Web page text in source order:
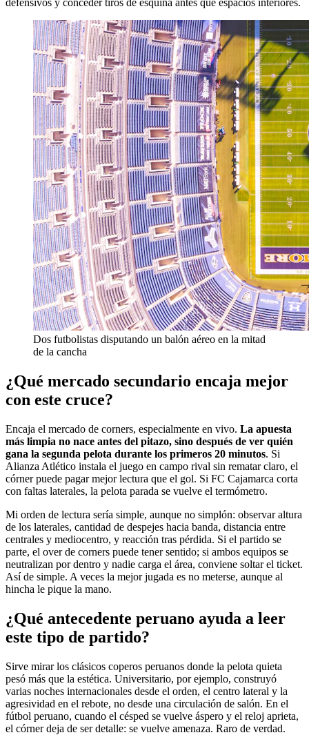
defensivos y conceder tiros de esquina antes que espacios interiores.
Dos futbolistas disputando un balón aéreo en la mitad
de la cancha
¿Qué mercado secundario encaja mejor
con este cruce?
Encaja el mercado de corners, especialmente en vivo. La apuesta
más limpia no nace antes del pitazo, sino después de ver quién
gana la segunda pelota durante los primeros 20 minutos. Si
Alianza Atlético instala el juego en campo rival sin rematar claro, el
córner puede pagar mejor lectura que el gol. Si FC Cajamarca corta
con faltas laterales, la pelota parada se vuelve el termómetro.
Mi orden de lectura sería simple, aunque no simplón: observar altura
de los laterales, cantidad de despejes hacia banda, distancia entre
centrales y mediocentro, y reacción tras pérdida. Si el partido se
parte, el over de corners puede tener sentido; si ambos equipos se
neutralizan por dentro y nadie carga el área, conviene soltar el ticket.
Así de simple. A veces la mejor jugada es no meterse, aunque al
hincha le pique la mano.
¿Qué antecedente peruano ayuda a leer
este tipo de partido?
Sirve mirar los clásicos coperos peruanos donde la pelota quieta
pesó más que la estética. Universitario, por ejemplo, construyó
varias noches internacionales desde el orden, el centro lateral y la
agresividad en el rebote, no desde una circulación de salón. En el
fútbol peruano, cuando el césped se vuelve áspero y el reloj aprieta,
el córner deja de ser detalle: se vuelve amenaza. Raro de verdad.